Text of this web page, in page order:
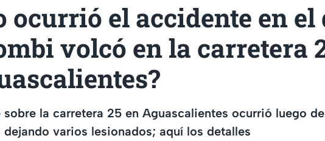
ocurrió el accidente en el
volcó en la carretera
sobre la carretera 25 en Aguascalientes ocurrió luego
varios lesionados; aquí los detalles